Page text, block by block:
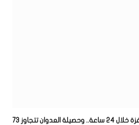
شهيدان و29 إصابة في غزة خلال 24 ساعة.. وحصيلة العدوان تتجاوز 73